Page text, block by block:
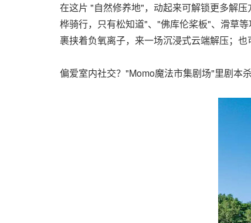
在这片 "自然修养地"，动起来可解锁更多解
桦骑行，只有松知道"、"佛库伦桨板"、滑草
裹挟着负氧离子，来一场沉浸式云端解压；
偏爱室内社交？"Momo魔法市集剧场"里剧本